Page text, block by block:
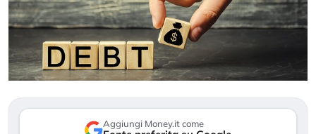
Aggiungi Money.it come